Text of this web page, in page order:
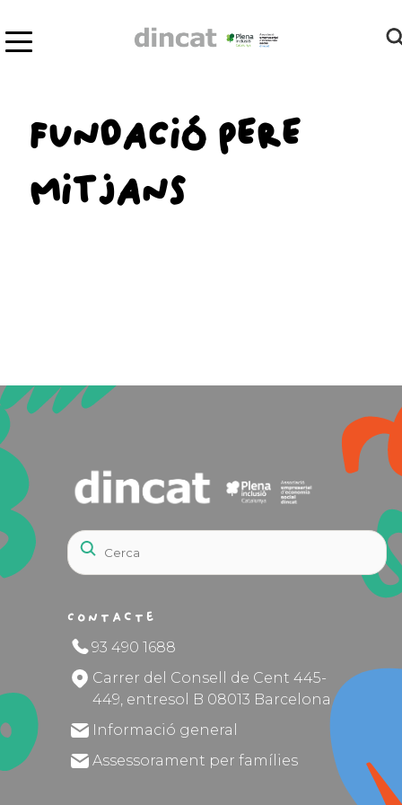
FUNDACIÓ PERE
MITJANS
Contacte
93 490 1688
Carrer del Consell de Cent 445-
449, entresol B 08013 Barcelona
Informació general
Assessorament per famílies